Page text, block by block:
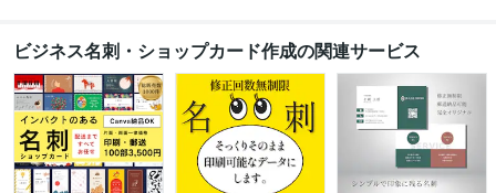
ビジネス名刺・ショップカード作成の関連サービス